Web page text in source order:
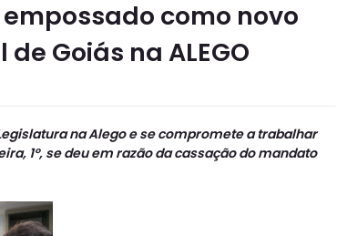
como novo
Goiás na ALEGO
na Alego e se compromete a trabalhar
1º, se deu em razão da cassação do mandato